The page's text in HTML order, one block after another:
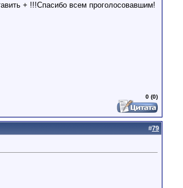
+ !!!Спасибо всем проголосовавшим!
0 (0)
#79